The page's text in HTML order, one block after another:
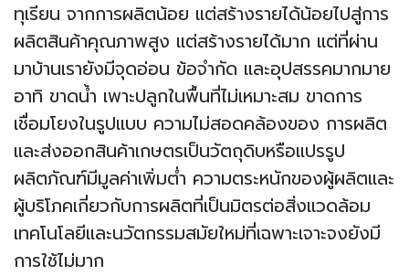
ทุเรียน จากการผลิตน้อย แต่สร้างรายได้น้อยไปสู่การ
ผลิตสินค้าคุณภาพสูง แต่สร้างรายได้มาก แต่ที่ผ่าน
มาบ้านเรายังมีจุดอ่อน ข้อจำกัด และอุปสรรคมากมาย
อาทิ ขาดน้ำ เพาะปลูกในพื้นที่ไม่เหมาะสม ขาดการ
เชื่อมโยงในรูปแบบ ความไม่สอดคล้องของ การผลิต
และส่งออกสินค้าเกษตรเป็นวัตถุดิบหรือแปรรูป
ผลิตภัณฑ์มีมูลค่าเพิ่มต่ำ ความตระหนักของผู้ผลิตและ
ผู้บริโภคเกี่ยวกับการผลิตที่เป็นมิตรต่อสิ่งแวดล้อม
เทคโนโลยีและนวัตกรรมสมัยใหม่ที่เฉพาะเจาะจงยังมี
การใช้ไม่มาก